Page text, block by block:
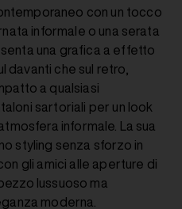
con un tocco
informale o una serata
una grafica a effetto
davanti che sul retro,
a qualsiasi
sartoriali per un look
informale. La sua
styling senza sforzo in
gli amici alle aperture di
lussuoso ma
moderna.